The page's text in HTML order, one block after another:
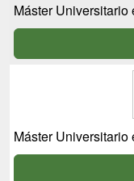
Máster
Máster